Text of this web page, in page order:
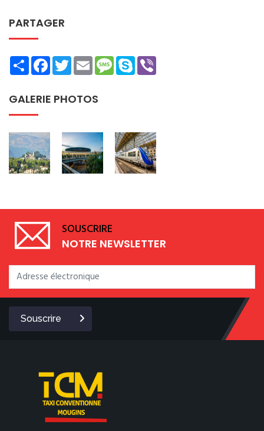
PARTAGER
ShareFacebookTwitterEmailMessage
Skype
GALERIE PHOTOS
SOUSCRIRE
NOTRE NEWSLETTER
Souscrire